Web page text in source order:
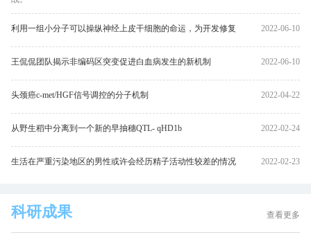
利用一组小分子可以操纵神经上皮干细胞的命运，为开发修复
大脑损伤方法更接近一步
2022-06-10
王侃侃团队揭示非编码区突变促进白血病发生的新机制 2022-06-10
头颈癌c-met/HGF信号调控的分子机制 2022-04-22
从野生稻中分离到一个新的早抽穗QTL- qHD1b 2022-02-24
生活在严重污染地区的男性或许会经历精子活动性较差的情况 2022-02-23
科研成果 查看更多